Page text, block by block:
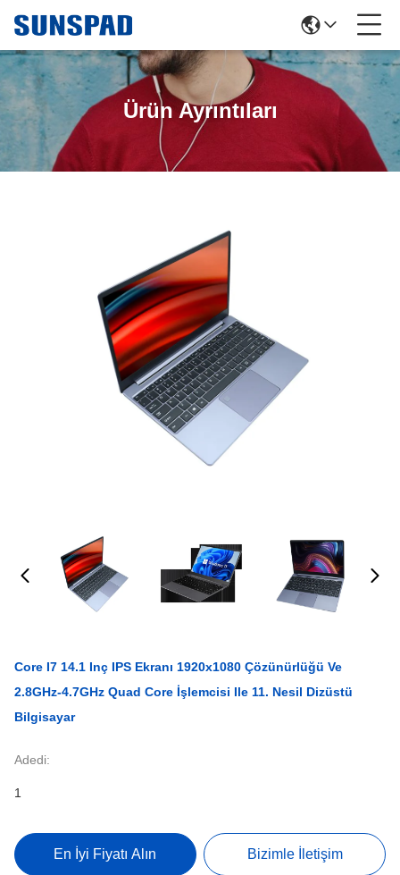
Ürün Ayrıntıları
Core I7 14.1 Inç IPS Ekranı 1920x1080 Çözünürlüğü Ve
2.8GHz-4.7GHz Quad Core İşlemcisi Ile 11. Nesil Dizüstü
Bilgisayar
Adedi:
1
En İyi Fiyatı Alın Bizimle İletişim